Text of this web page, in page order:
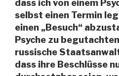
dass ich von einem
selbst einen Termin
einen „Besuch“
Psyche zu
russische
dass ihre Beschlüsse